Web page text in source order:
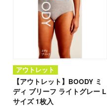
アウトレット
【アウトレット】BOODY ミ
ディ ブリーフ ライトグレー L
サイズ 1枚入